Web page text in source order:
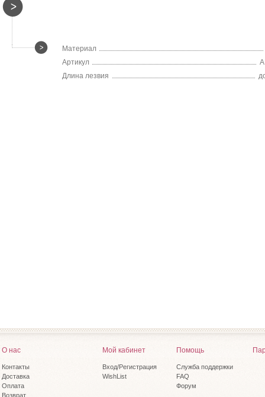
Материал
Артикул
Длина лезвия
О нас
Контакты
Доставка
Оплата
Возврат
Мой кабинет
Вход/Регистрация
WishList
Помощь
Служба поддержки
FAQ
Форум